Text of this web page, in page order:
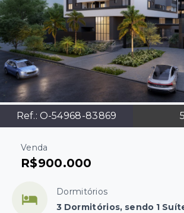
Ref.: O-54968-83869
Venda
R$900.000
Dormitórios
3 Dormitórios, sendo 1